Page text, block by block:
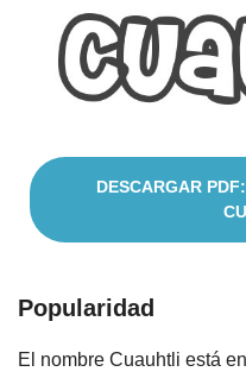
Cuentos
DESCARGAR
Popularidad
El nombre Cuauhtli está